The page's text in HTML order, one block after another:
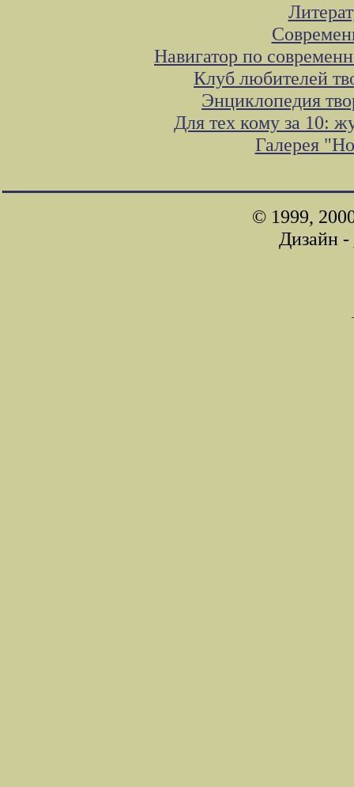
Навигатор по
Клуб любителей
Энциклопедия
Для тех кому за 10:
Галерея
© 1999,
Дизайн -